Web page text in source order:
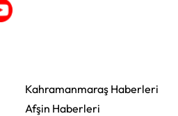
Kahramanmaraş Haberleri
Afşin Haberleri